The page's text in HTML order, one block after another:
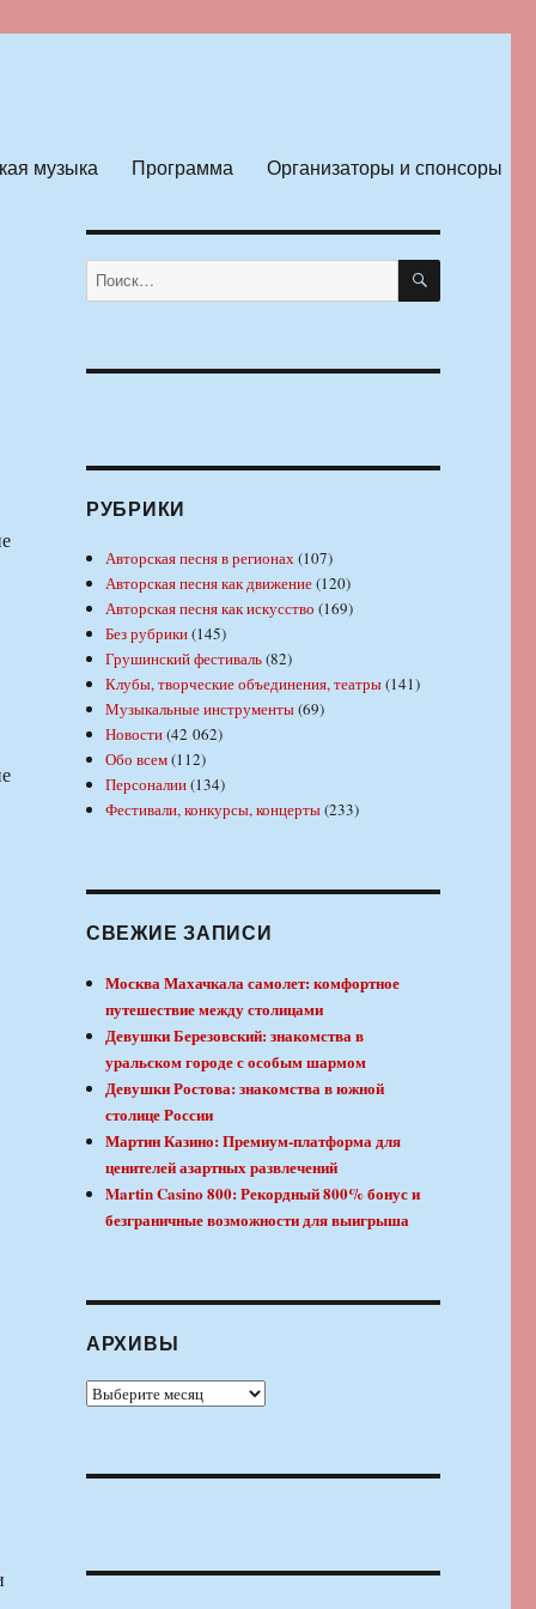
музыка Программа Организаторы и спонсоры
Искать: ПОИСК
РУБРИКИ
Авторская песня в регионах(107)
Авторская песня как движение(120)
Авторская песня как искусство (169)
Без рубрики(145)
Грушинский фестиваль(82)
Клубы, творческие объединения, театры(141)
Музыкальные инструменты(69)
Новости(42 062)
Обо всем(112)
Персоналии(134)
Фестивали, конкурсы, концерты(233)
СВЕЖИЕ ЗАПИСИ
Москва Махачкала самолет: комфортное
путешествие между столицами
Девушки Березовский: знакомства в
уральском городе с особым шармом
Девушки Ростова: знакомства в южной
столице России
Мартин Казино: Премиум-платформа для
ценителей азартных развлечений
Martin Casino 800: Рекордный 800% бонус и
безграничные возможности для выигрыша
АРХИВЫ
Архивы